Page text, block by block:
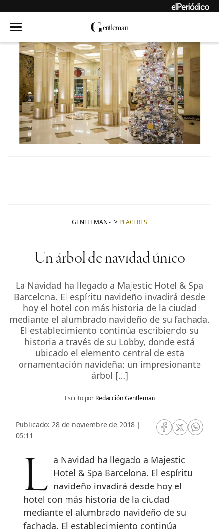
GENTLEMAN - PLACERES
Un árbol de navidad único
La Navidad ha llegado a Majestic Hotel & Spa
Barcelona. El espíritu navideño invadirá desde
hoy el hotel con más historia de la ciudad
mediante el alumbrado navideño de su fachada.
El establecimiento continúa escribiendo su
historia a través de su Lobby, donde está
ubicado el elemento central de esta
ornamentación navideña: un impresionante
árbol […]
Escrito por Redacción Gentleman
Publicado: 28 de noviembre de 2018 |
05:11
RRSS Facebook
RRSSRRSS
La Navidad ha llegado a Majestic Hotel & Spa Barcelona. El espíritu
navideño invadirá desde hoy el
hotel con más historia de la ciudad
mediante el alumbrado navideño de su
fachada. El establecimiento continúa